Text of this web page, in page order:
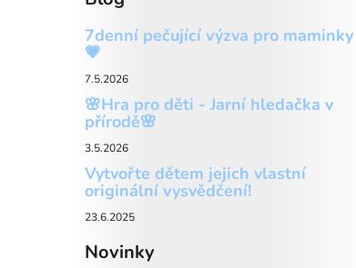
7denní pečující výzva pro maminky
💗
7.5.2026
🌸Hra pro děti - Jarní hledačka v
přírodě🌸
3.5.2026
Vytvořte dětem jejich vlastní
originální vysvědčení!
23.6.2025
Novinky